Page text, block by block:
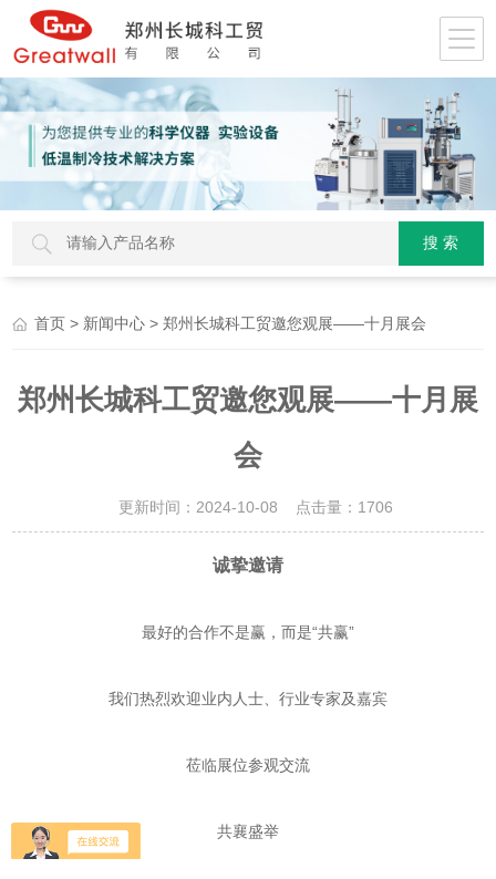
首页 > 新闻中心 > 郑州长城科工贸邀您观展——十月展会
郑州长城科工贸邀您观展——十月展
会
更新时间：2024-10-08 点击量： 1706
诚挚邀请
最好的合作不是赢，而是“共赢”
我们热烈欢迎业内人士、行业专家及嘉宾
莅临展位参观交流
共襄盛举